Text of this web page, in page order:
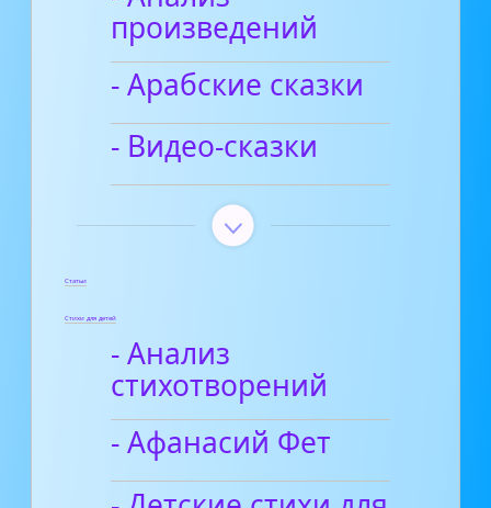
произведений
- Арабские сказки
- Видео-сказки
Статьи
Стихи для детей
- Анализ
стихотворений
- Афанасий Фет